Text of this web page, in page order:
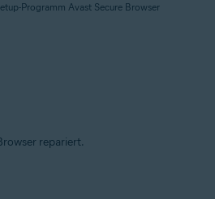
Programm Avast Secure Browser
repariert.